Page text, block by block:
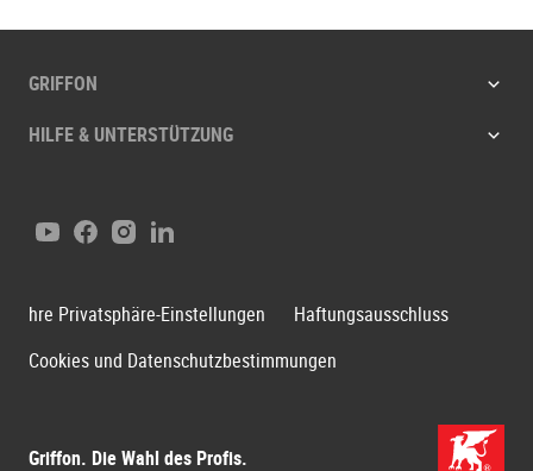
GRIFFON
HILFE & UNTERSTÜTZUNG
Griffon. Die Wahl des Profis.
YoutubeFacebook
Instagram
LinkedIn
hre Privatsphäre-Einstellungen
Haftungsausschluss
Cookies und Datenschutzbestimmungen